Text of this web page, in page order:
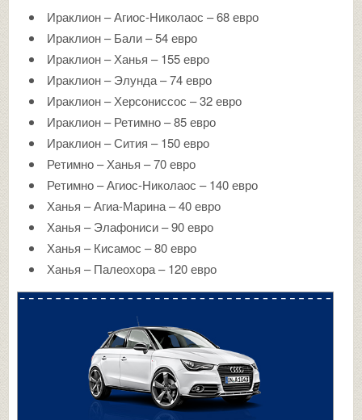
Ираклион – Агиос-Николаос – 68 евро
Ираклион – Бали – 54 евро
Ираклион – Ханья – 155 евро
Ираклион – Элунда – 74 евро
Ираклион – Херсониссос – 32 евро
Ираклион – Ретимно – 85 евро
Ираклион – Сития – 150 евро
Ретимно – Ханья – 70 евро
Ретимно – Агиос-Николаос – 140 евро
Ханья – Агиа-Марина – 40 евро
Ханья – Элафониси – 90 евро
Ханья – Кисамос – 80 евро
Ханья – Палеохора – 120 евро